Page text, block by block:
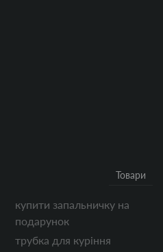
Товари
купити запальничку на
подарунок
трубка для куріння